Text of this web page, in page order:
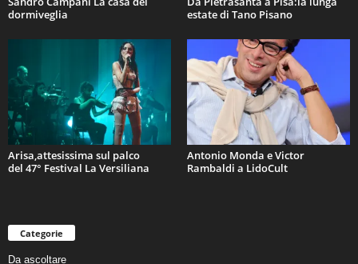
dormiveglia
estate di Tano Pisano
Arisa,attesissima sul palco
del 47° Festival La Versiliana
Antonio Monda e Victor
Rambaldi a LidoCult
Categorie
Da ascoltare